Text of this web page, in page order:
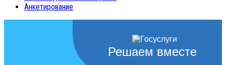
Анкетирование
Решаем вместе